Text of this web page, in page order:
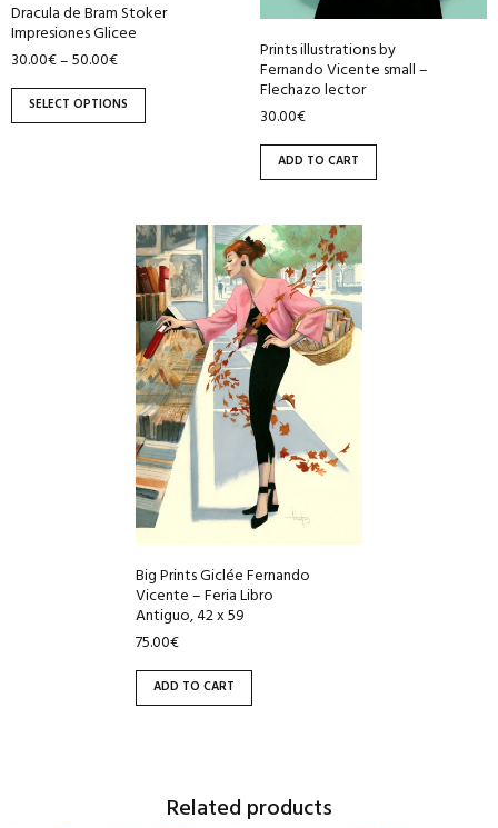
Dracula de Bram Stoker
Impresiones Glicee
30.00€–50.00€
SELECT OPTIONS
the
product
page
Prints illustrations by
Fernando Vicente small –
Flechazo lector
30.00€
ADD TO CART
Big Prints Giclée Fernando
Vicente – Feria Libro
Antiguo, 42 x 59
75.00€
ADD TO CART
Related products